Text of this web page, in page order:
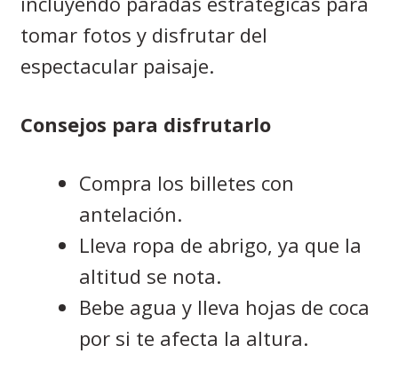
tomar fotos y disfrutar del
espectacular paisaje.
Consejos para disfrutarlo
Compra los billetes con
antelación.
Lleva ropa de abrigo, ya que la
altitud se nota.
Bebe agua y lleva hojas de coca
por si te afecta la altura.